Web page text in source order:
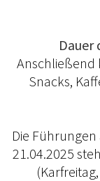
Dauer
Anschließend
Snacks,
Die
21.04.2025